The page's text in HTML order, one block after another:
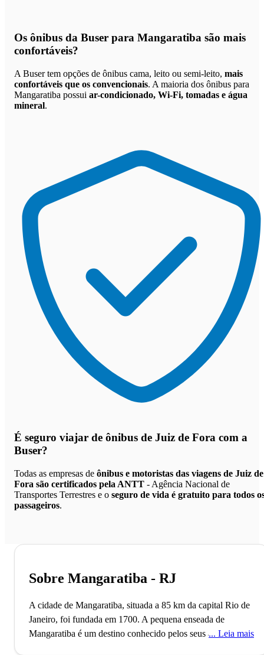
Os ônibus da Buser para Mangaratiba são mais
confortáveis?
A Buser tem opções de ônibus cama, leito ou semi-leito, mais
confortáveis que os convencionais. A maioria dos ônibus para
Mangaratiba possui ar-condicionado, Wi-Fi, tomadas e água
mineral.
É seguro viajar de ônibus de Juiz de Fora com a
Buser?
Todas as empresas de ônibus e motoristas das viagens de Juiz de
Fora são certificados pela ANTT - Agência Nacional de
Transportes Terrestres e o seguro de vida é gratuito para todos
passageiros.
Sobre Mangaratiba - RJ
A cidade de Mangaratiba, situada a 85 km da capital Rio de
Janeiro, foi fundada em 1700. A pequena enseada de
Mangaratiba é um destino conhecido pelos seus atrativos
Leia mais